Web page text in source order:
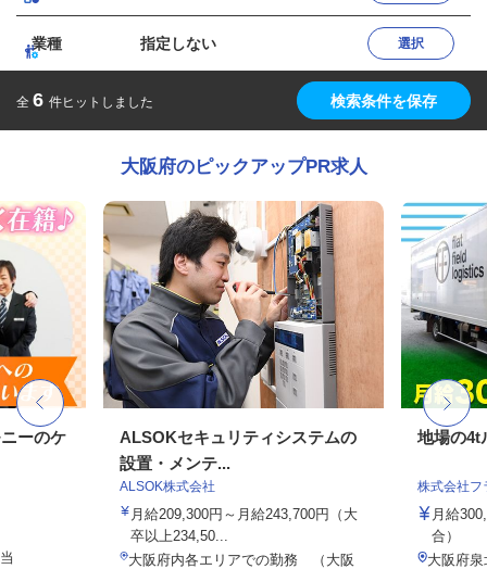
業種 指定しない 選択
全 6 件ヒットしました 検索条件を保存
大阪府のピックアップPR求人
ーのケ
ALSOKセキュリティシステムの
設置・メンテ...
ALSOK株式会社
月給209,300円～月給243,700円（大
卒以上234,50...
大阪府内各エリアでの勤務 （大阪
地場の4t
株式会社フ
月給
合）
大阪府